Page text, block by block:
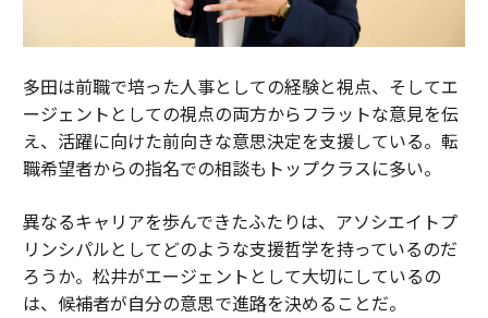
多田は前職で培った人事としての経験と視点、そしてエ
ージェントとしての視点の両方からフラットな意見を伝
え、活躍に向けた前向きな意思決定を支援している。転
職希望者からの指名での相談もトップクラスに多い。
異なるキャリアを歩んできたふたりは、アソシエイトプ
リンシパルとしてどのような支援哲学を持っているのだ
ろうか。松井がエージェントとして大切にしているの
は、候補者が自分の意思で進路を決めることだ。